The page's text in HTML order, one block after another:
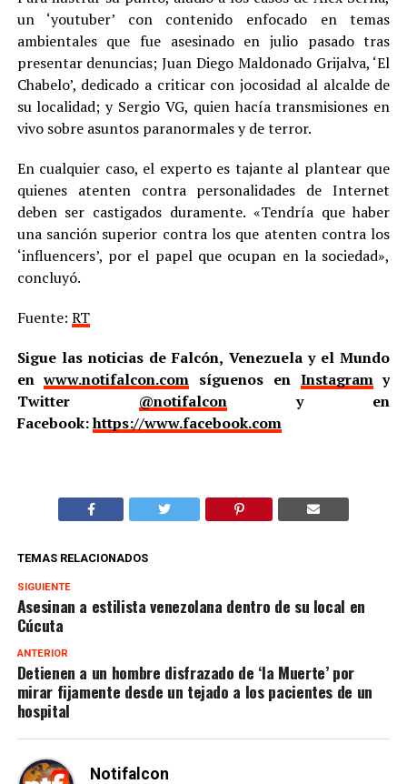
un ‘youtuber’ con contenido enfocado en temas
ambientales que fue asesinado en julio pasado tras
presentar denuncias; Juan Diego Maldonado Grijalva, ‘El
Chabelo’, dedicado a criticar con jocosidad al alcalde de
su localidad; y Sergio VG, quien hacía transmisiones en
vivo sobre asuntos paranormales y de terror.
En cualquier caso, el experto es tajante al plantear que
quienes atenten contra personalidades de Internet
deben ser castigados duramente. «Tendría que haber
una sanción superior contra los que atenten contra los
‘influencers’, por el papel que ocupan en la sociedad»,
concluyó.
Fuente: RT
Sigue las noticias de Falcón, Venezuela y el Mundo
enwww.notifalcon.com síguenos en Instagramy
Twitter @notifalcony en
Facebook:https://www.facebook.com
TEMAS RELACIONADOS
SIGUIENTE
Asesinan a estilista venezolana dentro de su local en
Cúcuta
ANTERIOR
Detienen a un hombre disfrazado de ‘la Muerte’ por
mirar fijamente desde un tejado a los pacientes de un
hospital
Notifalcon